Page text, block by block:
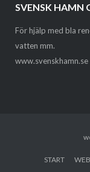
SVENSK HAMN
För hjälp med bla
vatten mm.
www.svenskhamn.se
START